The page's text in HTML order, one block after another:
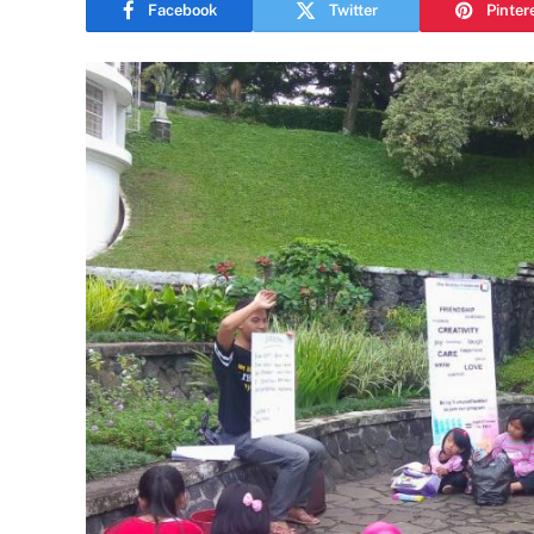
Facebook Twitter